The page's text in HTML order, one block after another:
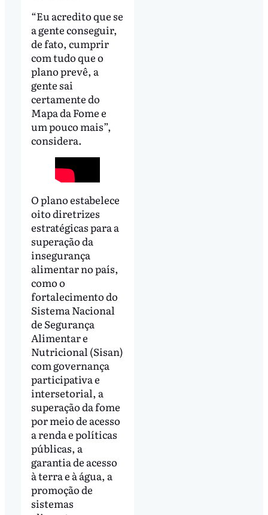
“Eu acredito que se
a gente conseguir,
de fato, cumprir
com tudo que o
plano prevê, a
gente sai
certamente do
Mapa da Fome e
um pouco mais”,
considera.
O plano estabelece
oito diretrizes
estratégicas para a
superação da
insegurança
alimentar no país,
como o
fortalecimento do
Sistema Nacional
de Segurança
Alimentar e
Nutricional (Sisan)
com governança
participativa e
intersetorial, a
superação da fome
por meio de acesso
a renda e políticas
públicas, a
garantia de acesso
à terra e à água, a
promoção de
sistemas